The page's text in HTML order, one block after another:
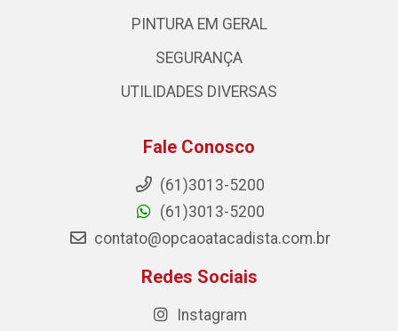
PINTURA EM GERAL
SEGURANÇA
UTILIDADES DIVERSAS
Fale Conosco
(61)3013-5200
(61)3013-5200
contato@opcaoatacadista.com.br
Redes Sociais
Instagram